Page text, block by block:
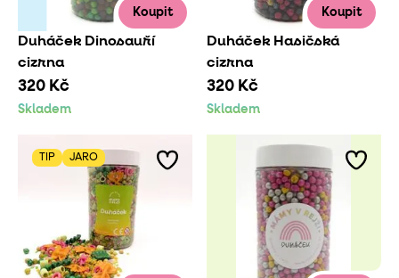
Koupit
Duháček Dinosauří
cizrna
320 Kč
Skladem
Koupit
Duháček Hasičská
cizrna
320 Kč
Skladem
TIP JARO